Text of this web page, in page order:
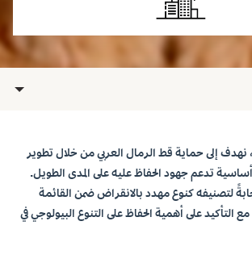
إلى حماية قط الرمال العربي من خلال تطوير
تدعم جهود الحفاظ عليه على المدى الطويل.
لتصنيفه كنوع مهدد بالانقراض ضمن القائمة
مع التأكيد على أهمية الحفاظ على التنوع البيولوجي في